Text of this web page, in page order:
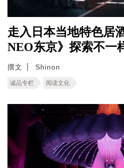
走入日本当地特色居
NEO东京》探索不一
撰文 Shinon
诚品专栏 阅读文化